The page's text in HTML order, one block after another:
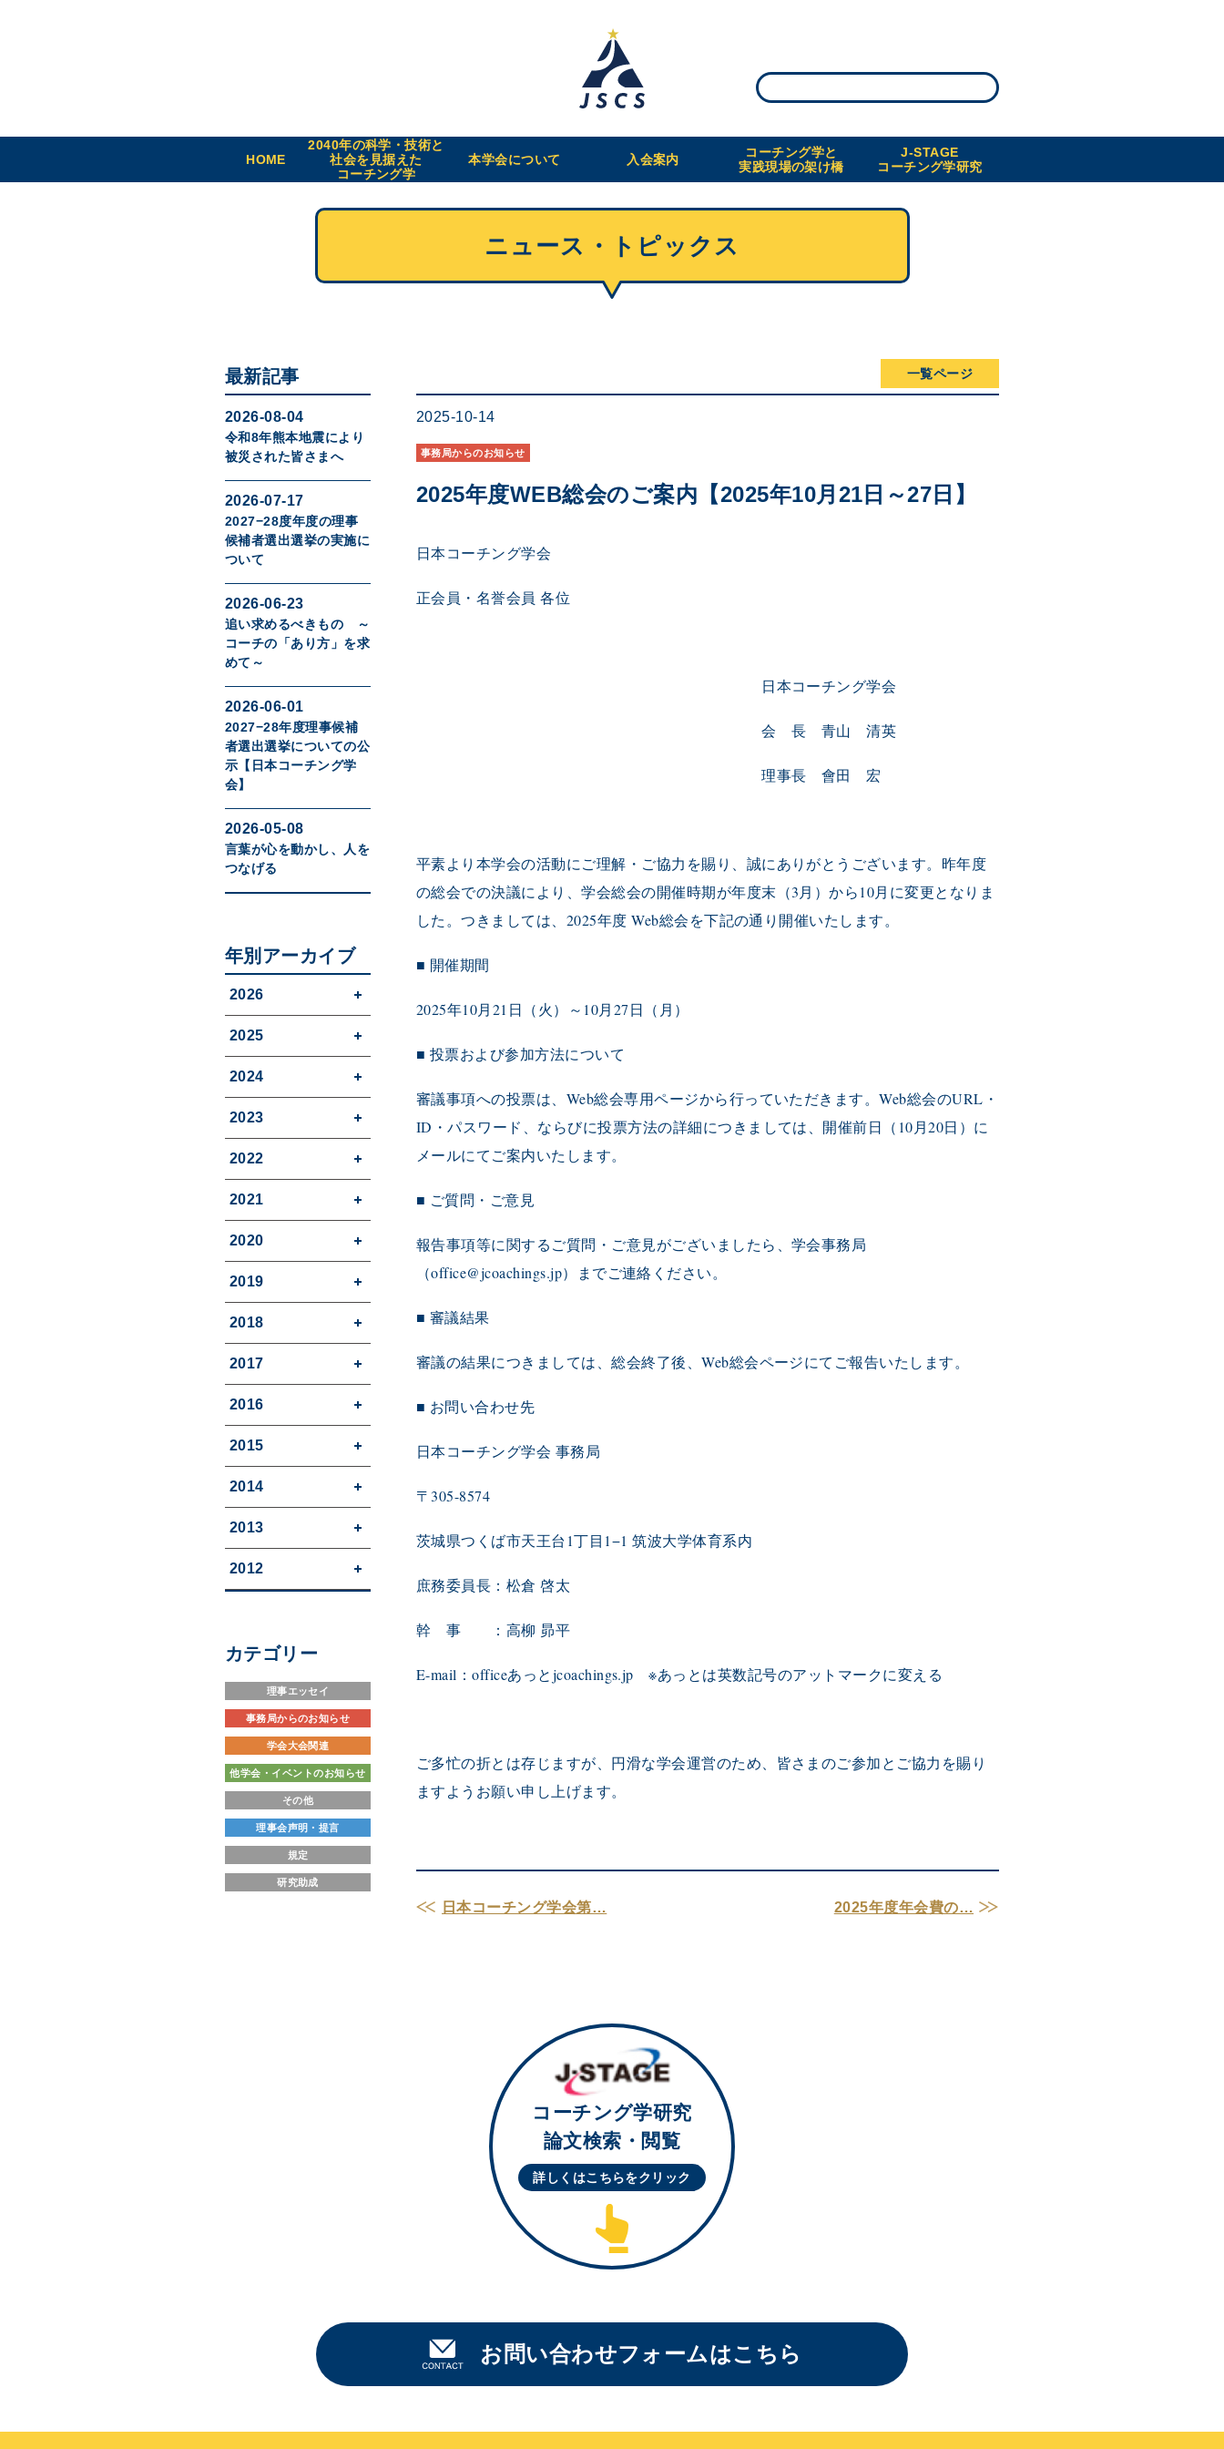
HOME
2040年の科学・技術と
社会を見据えた
コーチング学
本学会について 入会案内
コーチング学と
実践現場の架け橋
J-STAGE
コーチング学研究
ニュース・トピックス
一覧ページ
2025-10-14
事務局からのお知らせ
2025年度WEB総会のご案内【2025年10月21日～27日】
日本コーチング学会
正会員・名誉会員 各位
日本コーチング学会
会 長 青山 清英
理事長 會田 宏
平素より本学会の活動にご理解・ご協力を賜り、誠にありがとうございます。 昨年度
の総会での決議により、学会総会の開催時期が年度末（3月）から10月に変更となりま
した。つきましては、2025年度 Web総会を下記の通り開催いたします。
■ 開催期間
2025年10月21日（火）～10月27日（月）
■ 投票および参加方法について
審議事項への投票は、Web総会専用ページから行っていただきます。Web総会のURL・
ID・パスワード、ならびに投票方法の詳細につきましては、 開催前日（10月20日）に
メールにてご案内いたします。
■ ご質問・ご意見
報告事項等に関するご質問・ご意見がございましたら、 学会事務局
（office@jcoachings.jp）までご連絡ください。
■ 審議結果
審議の結果につきましては、総会終了後、Web総会ページにてご報告いたします。
■ お問い合わせ先
日本コーチング学会 事務局
〒305-8574
茨城県つくば市天王台1丁目1−1 筑波大学体育系内
庶務委員長：松倉 啓太
幹 事 ：高柳 昴平
E-mail：officeあっとjcoachings.jp ※あっとは英数記号のアットマークに変える
ご多忙の折とは存じますが、円滑な学会運営のため、 皆さまのご参加とご協力を賜り
ますようお願い申し上げます。
日本コーチング学会第… 2025年度年会費の…
最新記事
2026-08-04
令和8年熊本地震により
被災された皆さまへ
2026-07-17
2027−28度年度の理事
候補者選出選挙の実施に
ついて
2026-06-23
追い求めるべきもの ～
コーチの「あり方」を求
めて～
2026-06-01
2027−28年度理事候補
者選出選挙についての公
示【日本コーチング学
会】
2026-05-08
言葉が心を動かし、人を
つなげる
年別アーカイブ
2026
2025
2024
2023
2022
2021
2020
2019
2018
2017
2016
2015
2014
2013
2012
カテゴリー
理事エッセイ
事務局からのお知らせ
学会大会関連
他学会・イベントのお知らせ
その他
理事会声明・提言
規定
研究助成
コーチング学研究
論文検索・閲覧
詳しくはこちらをクリック
お問い合わせフォームはこちら